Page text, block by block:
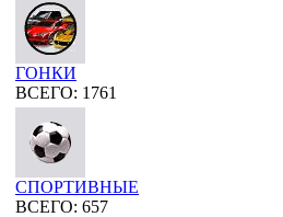
ГОНКИ
ВСЕГО: 1761
СПОРТИВНЫЕ
ВСЕГО: 657